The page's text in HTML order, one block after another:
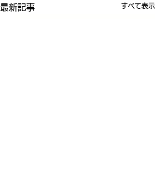
最新記事 すべて表示